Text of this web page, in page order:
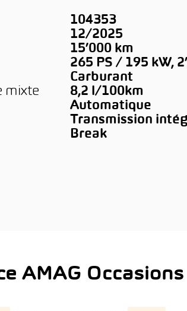
104353
12/2025
15’000 km
265 PS / 195 kW,
Carburant
mixte
8,2 l/100km
Automatique
Transmission
Break
AMAG Occasions